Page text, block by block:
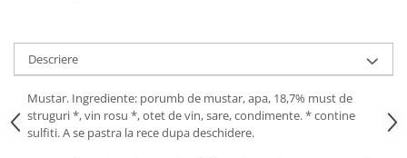
Uleiuri aromatizate
Ulei Wiberg Gastro
Descriere
Mustar. Ingrediente: porumb de mustar, apa, 18,7% must de
struguri *, vin rosu *, otet de vin, sare, condimente. * contine
sulfiti. A se pastra la rece dupa deschidere.